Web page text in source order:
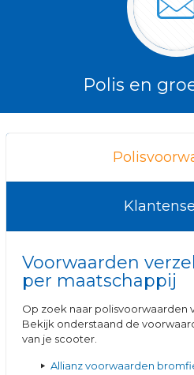
Polis en
Voorwaarden
per maatschappij
Op zoek naar polisvoorwaarden
Bekijk onderstaand de
van je scooter.
Allianz voorwaarden